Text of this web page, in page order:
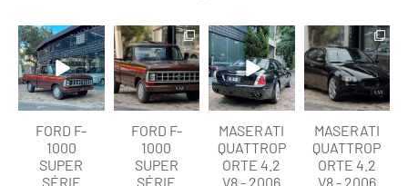
lart.br
Ago 7
FORD F-
1000
SUPER
SÉRIE
lart.br
Ago 7
FORD F-
1000
SUPER
SÉRIE
lart.br
Ago 6
MASERATI
QUATTROP
ORTE 4.2
V8 - 2006
lart.br
Ago 6
MASERATI
QUATTROP
ORTE 4.2
V8 - 2006